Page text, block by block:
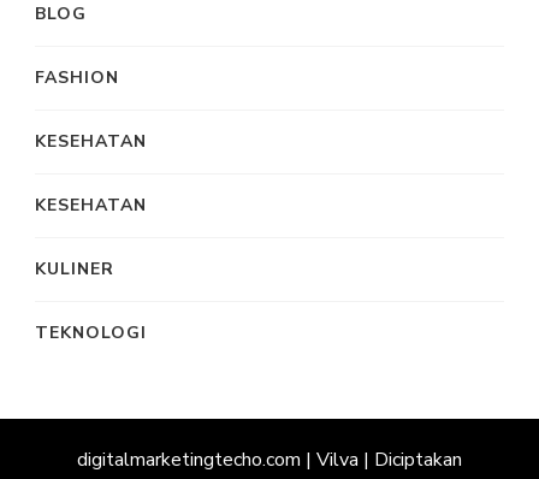
BLOG
FASHION
KESEHATAN
KESEHATAN
KULINER
TEKNOLOGI
digitalmarketingtecho.com | Vilva | Diciptakan